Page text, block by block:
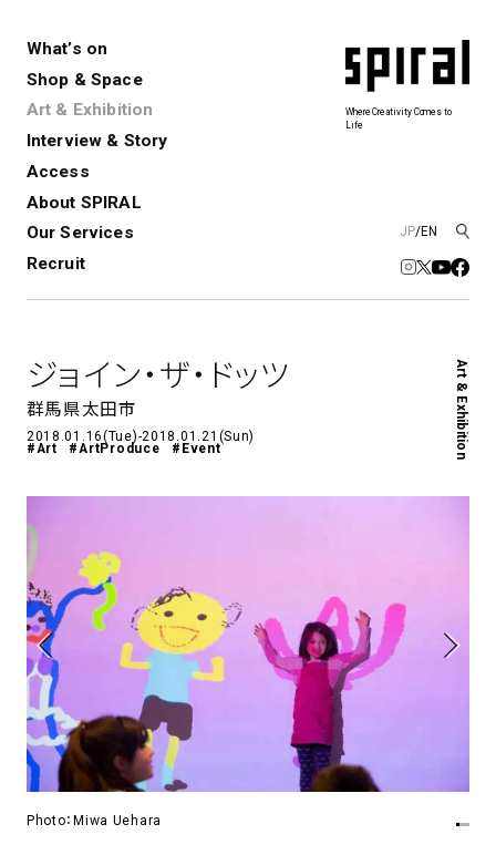
What’s on
Shop & Space
Art & Exhibition
Interview & Story
Access
About SPIRAL
Our Services
Recruit
JP/EN
Where Creativity Comes to
Life
Spiral
Spiral Market 6
青山
KITTE丸の内
⼆⼦⽟川 Dogwood Plaza
横浜赤レンガ倉庫
ルクア⼤阪
Spiral Hall
Nail Salon 4
Spiral Nail Salon NEWoMan
Café3
Exhibition
展覧会やイベント
演劇やダンス、ライブ公演、イベント
Art Projects
とした
Spiral Schole
スパイラルが推進するエデュケーシ
ョンプログラム
スパイラルが提案するオリジナルプ
リント作品
SPIRALのご紹介
Spiral Annual Report プレスリリース
採用情報
レンタルスペース
コンサルティング 商品開発
新卒採用
アルバイト・その他
ジョイン・ザ・ドッツ
群馬県太田市
2018.01.16(Tue)-2018.01.21(Sun)
#Art #ArtProduce #Event Art & Exhibition
Photo：Miwa Uehara